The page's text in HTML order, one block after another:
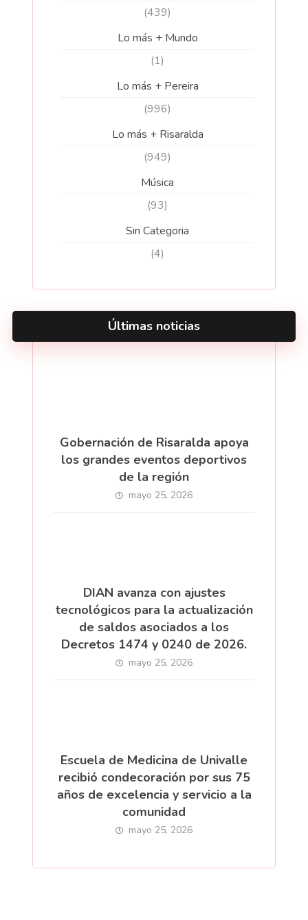
(439)
Lo más + Mundo
(1)
Lo más + Pereira
(996)
Lo más + Risaralda
(949)
Música
(93)
Sin Categoria
(4)
Últimas noticias
Gobernación de Risaralda apoya
los grandes eventos deportivos
de la región
mayo 25, 2026
DIAN avanza con ajustes
tecnológicos para la actualización
de saldos asociados a los
Decretos 1474 y 0240 de 2026.
mayo 25, 2026
Escuela de Medicina de Univalle
recibió condecoración por sus 75
años de excelencia y servicio a la
comunidad
mayo 25, 2026